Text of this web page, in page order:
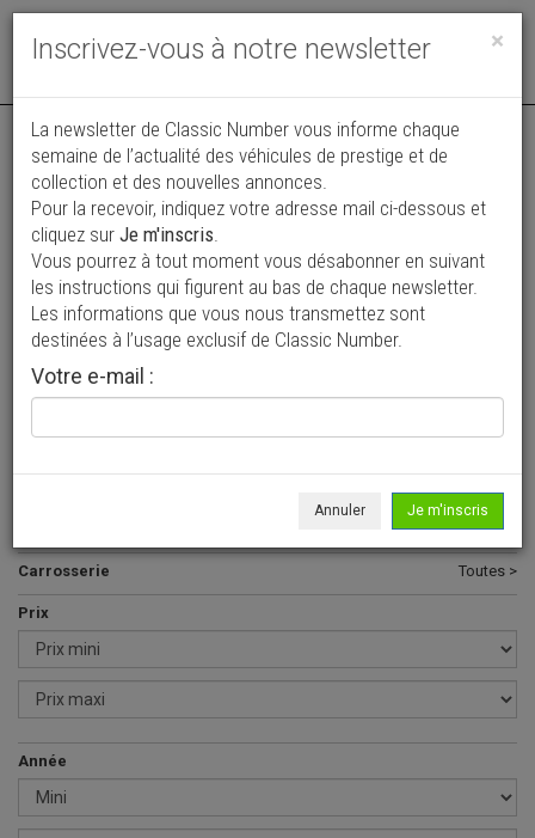
Toggle
Vos annonces vues par
plus de 4 millions de collectionneurs
Ajouter une annonce
> Rechercher un véhicule
Tous >
Carrosserie Toutes >
Prix
Année
×
Inscrivez-vous à notre newsletter
La newsletter de Classic Number vous informe chaque
semaine de l’actualité des véhicules de prestige et de
collection et des nouvelles annonces.
Pour la recevoir, indiquez votre adresse mail ci-dessous et
cliquez sur Je m'inscris.
Vous pourrez à tout moment vous désabonner en suivant
les instructions qui figurent au bas de chaque newsletter.
Les informations que vous nous transmettez sont
destinées à l’usage exclusif de Classic Number.
Votre e-mail :
Annuler Je m'inscris